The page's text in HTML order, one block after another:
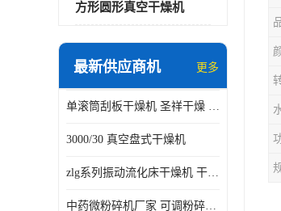
方形圆形真空干燥机
最新供应商机 更多
单滚筒刮板干燥机 圣祥干燥 单辊
3000/30 真空盘式干燥机
zlg系列振动流化床干燥机 干燥速率 粉体干燥
中药微粉碎机厂家 可调粉碎粒度